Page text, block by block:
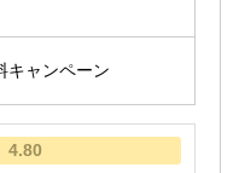
キャンペーン
4.80